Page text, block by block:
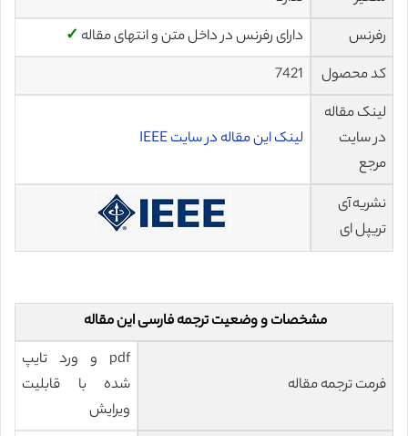
رفرنس
دارای رفرنس در داخل متن و انتهای مقاله ✓
کد محصول
7421
لینک مقاله
در سایت
مرجع
لینک این مقاله در سایت IEEE
نشریه آی
تریپل ای
مشخصات و وضعیت ترجمه فارسی این مقاله
فرمت ترجمه مقاله
pdf و ورد تایپ
شده با قابلیت
ویرایش